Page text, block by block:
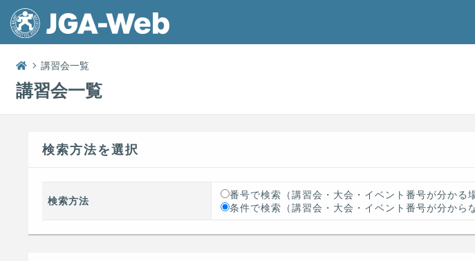
講習会一覧
講習会一覧
検索方法を選択
検索方法
番号で検索（講習会・大会・イベント番号が分かる
条件で検索（講習会・大会・イベント番号が分から